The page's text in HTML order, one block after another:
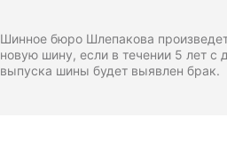
Шинное бюро Шлепакова
новую шину, если в течении 5 лет с
выпуска шины будет выявлен брак.